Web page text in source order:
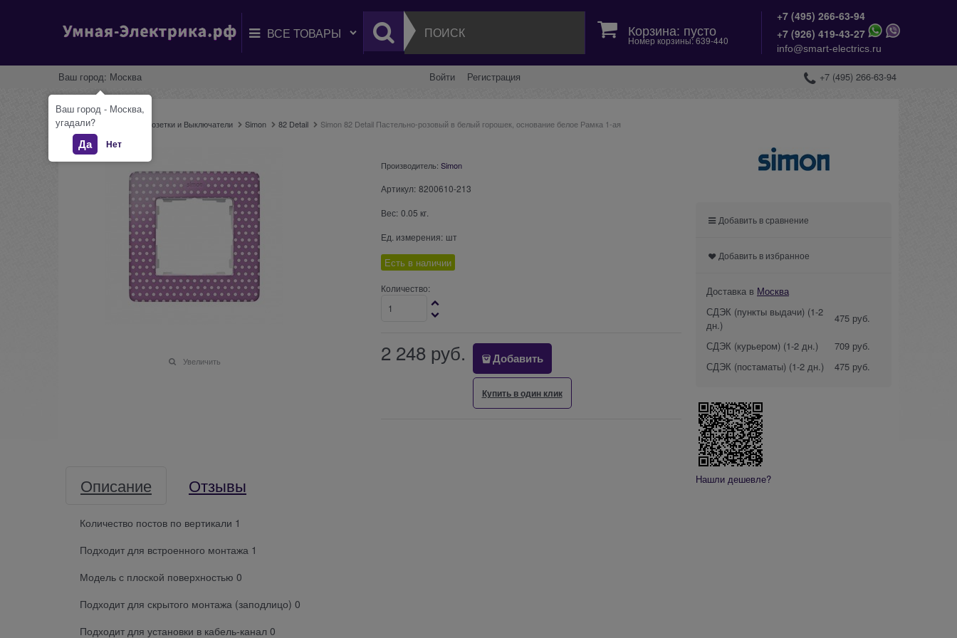
Корзина: пусто
Номер корзины: 639-440
+7 (495) 266-63-94
+7 (926) 419-43-27
info@smart-electrics.ru
Ваш город: Москва Войти Регистрация +7 (495) 266-63-94
Главная Розетки и Выключатели Simon 82 Detail Simon 82 Detail Пастельно-розовый в белый горошек, основание белое Рамка 1-ая
Увеличить
Производитель: Simon
Артикул: 8200610-213
Вес: 0.05 кг.
Ед. измерения: шт
Есть в наличии
Количество:
2 248 руб. Добавить
Купить в один клик
Описание Отзывы
Количество постов по вертикали 1
Подходит для встроенного монтажа 1
Модель с плоской поверхностью 0
Подходит для скрытого монтажа (заподлицо) 0
Подходит для установки в кабель-канал 0
Добавить в сравнение
Добавить в избранное
Доставка в Москва
СДЭК (пункты выдачи) (1-2
дн.)
475 руб.
СДЭК (курьером) (1-2 дн.)
709 руб.
СДЭК (постаматы) (1-2 дн.) 475 руб.
Нашли дешевле?
Ваш город - Москва,
угадали?
Да Нет